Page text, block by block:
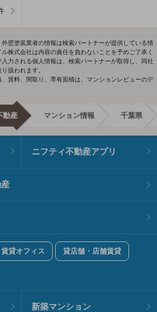
壁塗装業者の情報は検索パートナーが提供している情
株式会社は内容の責任を負わないことを予めご了承く
力される個人情報は、検索パートナーが取得し、同社
扱われます。
賃料、間取り、専有面積は、マンションレビューのデ
動産 マンション情報 千葉県
ニフティ不動産アプリ
貸オフィス 貸店舗・店舗賃貸
新築マンション